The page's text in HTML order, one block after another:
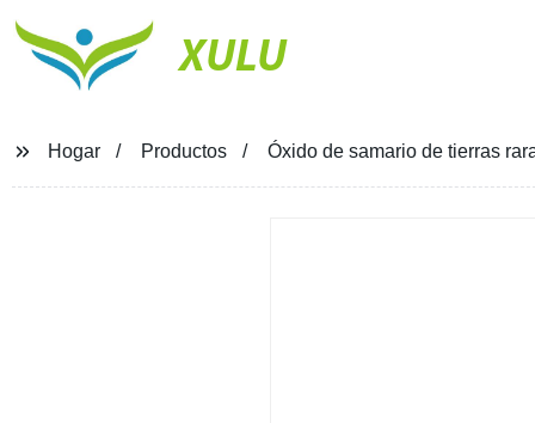
XULU
Hogar Productos Óxido de samario de tierras